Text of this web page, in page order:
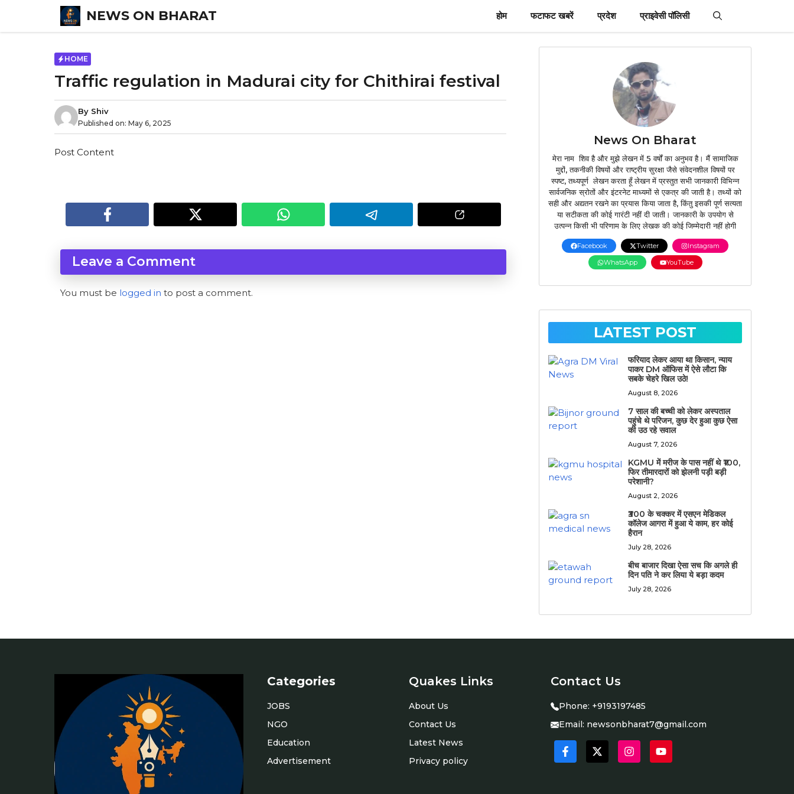
content
NEWS ON BHARAT होम फटाफट खबरें प्रदेश प्राइवेसी पॉलिसी
HOME
Traffic regulation in Madurai city for Chithirai festival
By Shiv
Published on: May 6, 2025
Post Content
Leave a Comment
You must be logged in to post a comment.
News On Bharat
मेरा नाम शिव है और मुझे लेखन में 5 वर्षों का अनुभव है। मैं सामाजिक
मुद्दों, तकनीकी विषयों और राष्ट्रीय सुरक्षा जैसे संवेदनशील विषयों पर
स्पष्ट, तथ्यपूर्ण लेखन करता हूँ लेखन में प्रस्तुत सभी जानकारी विभिन्न
सार्वजनिक स्रोतों और इंटरनेट माध्यमों से एकत्र की जाती है। तथ्यों को
सही और अद्यतन रखने का प्रयास किया जाता है, किंतु इसकी पूर्ण सत्यता
या सटीकता की कोई गारंटी नहीं दी जाती। जानकारी के उपयोग से
उत्पन्न किसी भी परिणाम के लिए लेखक की कोई जिम्मेदारी नहीं होगी
Facebook Twitter
Instagram
WhatsApp
YouTube
LATEST POST
फरियाद लेकर आया था किसान, न्याय
पाकर DM ऑफिस में ऐसे लौटा कि
सबके चेहरे खिल उठे!
August 8, 2026
7 साल की बच्ची को लेकर अस्पताल
पहुंचे थे परिजन, कुछ देर हुआ कुछ ऐसा
की उठ रहे सवाल
August 7, 2026
KGMU में मरीज के पास नहीं थे ₹100,
फिर तीमारदारों को झेलनी पड़ी बड़ी
परेशानी?
August 2, 2026
₹300 के चक्कर में एसएन मेडिकल
कॉलेज आगरा में हुआ ये काम, हर कोई
हैरान
July 28, 2026
बीच बाजार दिखा ऐसा सच कि अगले ही
दिन पति ने कर लिया ये बड़ा कदम
July 28, 2026
Categories
JOBS
NGO
Education
Advertisement
Quakes Links
About Us
Contact Us
Latest News
Privacy policy
Contact Us
Phone: +9193197485
Email: newsonbharat7@gmail.com